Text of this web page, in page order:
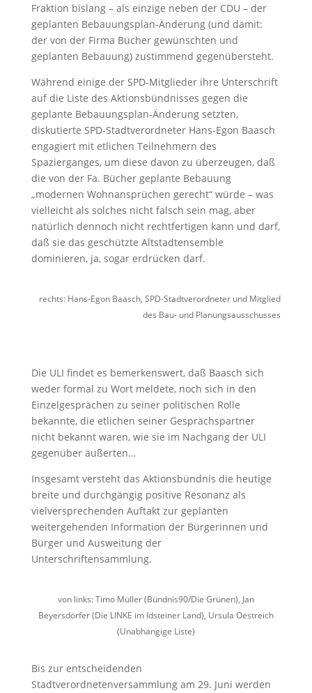
Fraktion bislang – als einzige neben der CDU – der
geplanten Bebauungsplan-Änderung (und damit:
der von der Firma Bücher gewünschten und
geplanten Bebauung) zustimmend gegenübersteht.
Während einige der SPD-Mitglieder ihre Unterschrift
auf die Liste des Aktionsbündnisses gegen die
geplante Bebauungsplan-Änderung setzten,
diskutierte SPD-Stadtverordneter Hans-Egon Baasch
engagiert mit etlichen Teilnehmern des
Spazierganges, um diese davon zu überzeugen, daß
die von der Fa. Bücher geplante Bebauung
„modernen Wohnansprüchen gerecht“ würde – was
vielleicht als solches nicht falsch sein mag, aber
natürlich dennoch nicht rechtfertigen kann und darf,
daß sie das geschützte Altstadtensemble
dominieren, ja, sogar erdrücken darf.
rechts: Hans-Egon Baasch, SPD-Stadtverordneter und Mitglied
des Bau- und Planungsausschusses
Die ULI findet es bemerkenswert, daß Baasch sich
weder formal zu Wort meldete, noch sich in den
Einzelgesprächen zu seiner politischen Rolle
bekannte, die etlichen seiner Gesprächspartner
nicht bekannt waren, wie sie im Nachgang der ULI
gegenüber äußerten…
Insgesamt versteht das Aktionsbündnis die heutige
breite und durchgängig positive Resonanz als
vielversprechenden Auftakt zur geplanten
weitergehenden Information der Bürgerinnen und
Bürger und Ausweitung der
Unterschriftensammlung.
von links: Timo Müller (Bündnis90/Die Grünen), Jan
Beyersdörfer (Die LINKE im Idsteiner Land), Ursula Oestreich
(Unabhängige Liste)
Bis zur entscheidenden
Stadtverordnetenversammlung am 29. Juni werden